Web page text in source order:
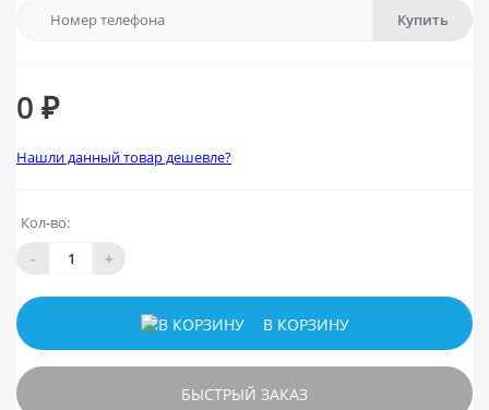
Купить
0 ₽
Нашли данный товар дешевле?
Кол-во:
- +
В КОРЗИНУ
БЫСТРЫЙ ЗАКАЗ